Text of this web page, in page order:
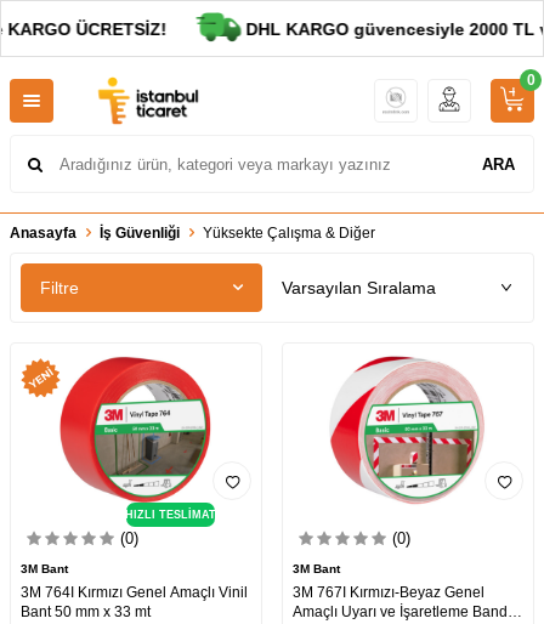
ÜCRETSİZ! DHL KARGO güvencesiyle 2000 TL ve
ARA
0
Anasayfa İş Güvenliği Yüksekte Çalışma & Diğer
Filtre
HIZLI TESLİMAT
(0)
3M Bant
3M 764I Kırmızı Genel Amaçlı Vinil
Bant 50 mm x 33 mt
(0)
3M Bant
3M 767I Kırmızı-Beyaz Genel
Amaçlı Uyarı ve İşaretleme Bandı